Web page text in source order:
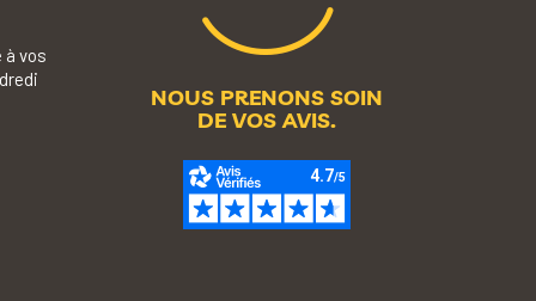
vos
NOUS PRENONS SOIN
DE VOS AVIS.